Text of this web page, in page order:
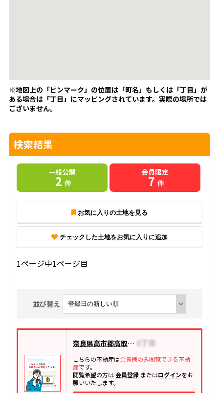
※地図上の「ピンマーク」の位置は「町名」もしくは「丁目」が
ある場合は「丁目」にマッピングされています。 実際の場所では
ございません。
検索結果
一般公開
2 件
会員限定
7 件
お気に入りの土地を見る
チェックした土地をお気に入りに追加
1ページ中1ページ目
並び替え
奈良県高市郡高取町大字清水谷
こちらの不動産は会員様のみ閲覧できる不動
産です。
閲覧希望の方は会員登録またはログインをお
願いいたします。